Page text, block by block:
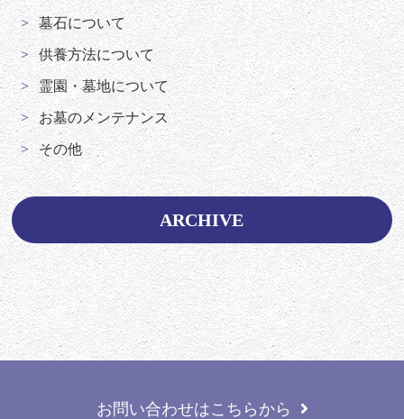
墓石について
供養方法について
霊園・墓地について
お墓のメンテナンス
その他
ARCHIVE
お問い合わせはこちらから